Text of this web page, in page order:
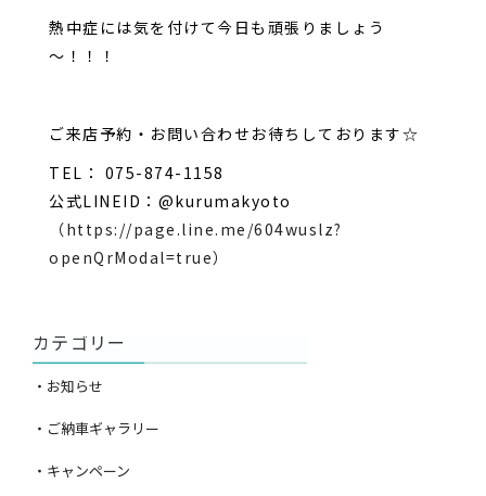
熱中症には気を付けて今日も頑張りましょう
～！！！
ご来店予約・お問い合わせお待ちしております☆
TEL： 075-874-1158
公式LINEID：@kurumakyoto
（https://page.line.me/604wuslz?
openQrModal=true）
カテゴリー
・お知らせ
・ご納車ギャラリー
・キャンペーン